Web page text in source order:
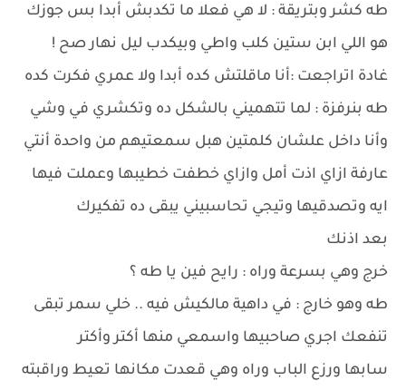
طه كشر وبتريقة : لا هي فعلا ما تكدبش أبدا بس جوزك
هو اللي ابن ستين كلب واطي وبيكدب ليل نهار صح !
غادة اتراجعت :أنا ماقلتش كده أبدا ولا عمري فكرت كده
طه بنرفزة : لما تتهميني بالشكل ده وتكشري في وشي
وأنا داخل علشان كلمتين هبل سمعتيهم من واحدة أنتي
عارفة ازاي اذت أمل وازاي خطفت خطيبها وعملت فيها
ايه وتصدقيها وتيجي تحاسبيني يبقى ده تفكيرك
بعد اذنك
خرج وهي بسرعة وراه : رايح فين يا طه ؟
طه وهو خارج : في داهية مالكيش فيه .. خلي سمر تبقى
تنفعك اجري صاحبيها واسمعي منها أكتر وأكتر
سابها ورزع الباب وراه وهي قعدت مكانها تعيط وراقبته